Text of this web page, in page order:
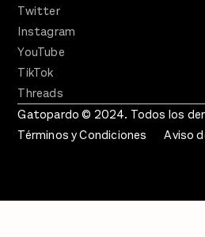
Twitter
Instagram
YouTube
TikTok
Threads
Gatopardo © 2024. Todos los
Términos y Condiciones
Aviso